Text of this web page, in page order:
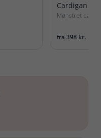
Cardigan
Mønstret
fra 398 kr.